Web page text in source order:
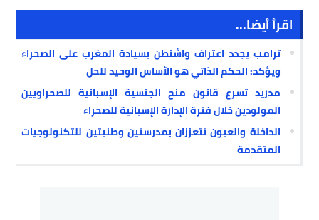
اقرأ أيضا...
ترامب يجدد اعتراف واشنطن بسيادة المغرب على الصحراء
ويؤكد: الحكم الذاتي هو الأساس الوحيد للحل
مدريد تسرع قانون منح الجنسية الإسبانية للصحراويين
المولودين خلال فترة الإدارة الإسبانية للصحراء
الداخلة والعيون تتعززان بمدرستين وطنيتين للتكنولوجيات
المتقدمة